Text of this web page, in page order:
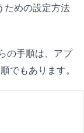
ための設定方法
の手順は、アプ
でもあります。